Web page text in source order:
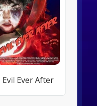
Evil Ever After